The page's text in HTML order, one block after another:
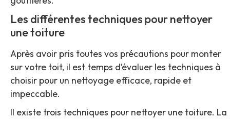
Les différentes techniques pour nettoyer
une toiture
Après avoir pris toutes vos précautions pour monter
sur votre toit, il est temps d’évaluer les techniques à
choisir pour un nettoyage efficace, rapide et
impeccable.
Il existe trois techniques pour nettoyer une toiture. La